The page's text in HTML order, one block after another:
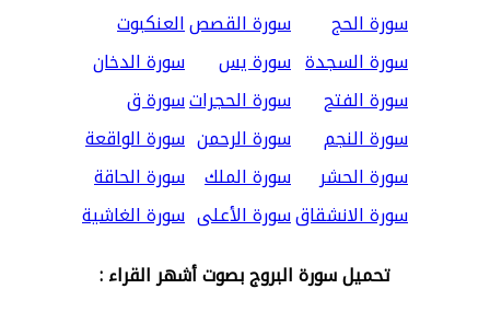
سورة الحج
سورة القصصالعنكبوت
سورة السجدة سورة يس
سورة الدخان
سورة الفتح
سورة الحجراتسورة ق
سورة النجم
سورة الرحمن سورة الواقعة
سورة الحشر
سورة الملك سورة الحاقة
سورة الانشقاقسورة الأعلى سورة الغاشية
تحميل سورة البروج بصوت أشهر القراء :